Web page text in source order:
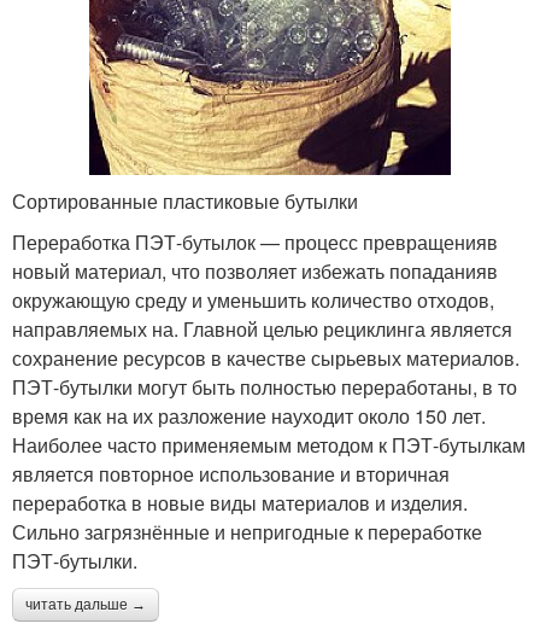
Сортированные пластиковые бутылки
Переработка ПЭТ-бутылок — процесс превращенияв
новый материал, что позволяет избежать попаданияв
окружающую среду и уменьшить количество отходов,
направляемых на. Главной целью рециклинга является
сохранение ресурсов в качестве сырьевых материалов.
ПЭТ-бутылки могут быть полностью переработаны, в то
время как на их разложение науходит около 150 лет.
Наиболее часто применяемым методом к ПЭТ-бутылкам
является повторное использование и вторичная
переработка в новые виды материалов и изделия.
Сильно загрязнённые и непригодные к переработке
ПЭТ-бутылки.
читать дальше →